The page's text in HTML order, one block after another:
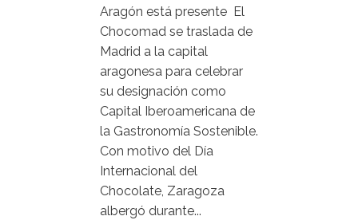
Aragón está presente El
Chocomad se traslada de
Madrid a la capital
aragonesa para celebrar
su designación como
Capital Iberoamericana de
la Gastronomía Sostenible.
Con motivo del Día
Internacional del
Chocolate, Zaragoza
albergó durante...